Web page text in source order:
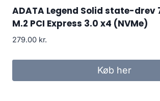
ADATA Legend Solid state-drev
M.2 PCI Express 3.0 x4 (NVMe)
279.00 kr.
Køb her